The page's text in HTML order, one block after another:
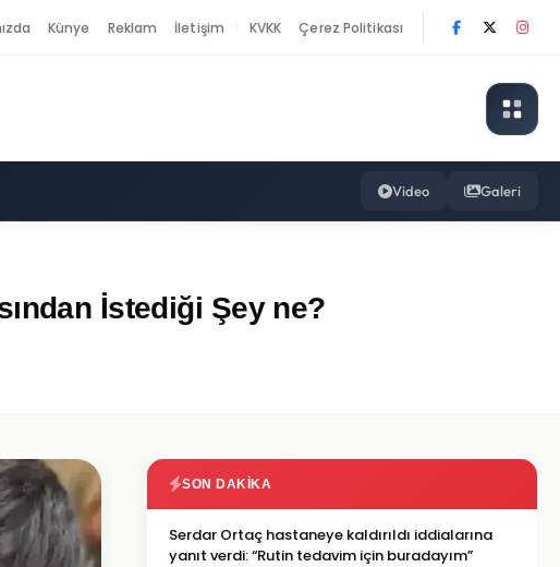
Künye Reklam İletişim KVKK Çerez Politikası
Video Galeri
İstediği Şey ne?
SON DAKIKA
Serdar Ortaç hastaneye kaldırıldı iddialarına
yanıt verdi: “Rutin tedavim için buradayım”